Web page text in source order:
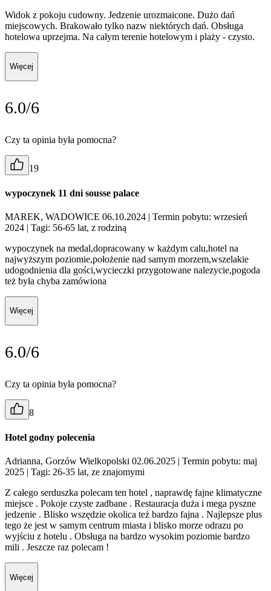
Widok z pokoju cudowny. Jedzenie urozmaicone. Dużo dań
miejscowych. Brakowało tylko nazw niektórych dań. Obsługa
hotelowa uprzejma. Na całym terenie hotelowym i plaży - czysto.
Więcej
6.0/6
Czy ta opinia była pomocna?
19
wypoczynek 11 dni sousse palace
MAREK, WADOWICE 06.10.2024 | Termin pobytu: wrzesień
2024 | Tagi: 56-65 lat, z rodziną
wypoczynek na medal,dopracowany w każdym calu,hotel na
najwyższym poziomie,położenie nad samym morzem,wszelakie
udogodnienia dla gości,wycieczki przygotowane nalezycie,pogoda
też była chyba zamówiona
Więcej
6.0/6
Czy ta opinia była pomocna?
8
Hotel godny polecenia
Adrianna, Gorzów Wielkopolski 02.06.2025 | Termin pobytu: maj
2025 | Tagi: 26-35 lat, ze znajomymi
Z całego serduszka polecam ten hotel , naprawdę fajne klimatyczne
miejsce . Pokoje czyste zadbane . Restauracja duża i mega pyszne
jedzenie . Blisko wszędzie okolica też bardzo fajna . Najlepsze plus
tego że jest w samym centrum miasta i blisko morze odrazu po
wyjściu z hotelu . Obsługa na bardzo wysokim poziomie bardzo
mili . Jeszcze raz polecam !
Więcej